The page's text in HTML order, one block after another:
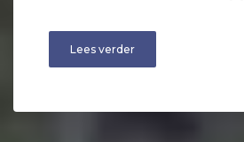
Lees verder